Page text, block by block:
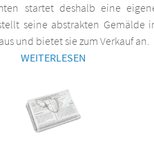
startet deshalb eine
seine abstrakten Gemälde
und bietet sie zum Verkauf an.
WEITERLESEN